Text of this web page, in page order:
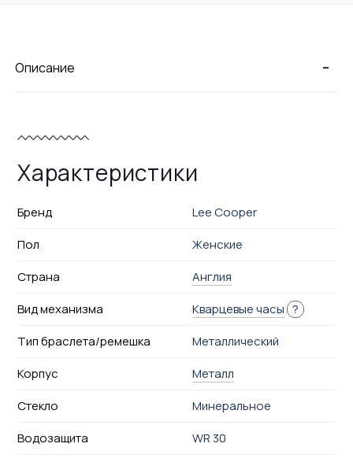
-
Описание
Характеристики
Бренд
Lee Cooper
Пол
Женские
Страна
Англия
Вид механизма
Кварцевые часы ?
Тип браслета/ремешка
Металлический
Корпус
Металл
Стекло
Минеральное
Водозащита
WR 30